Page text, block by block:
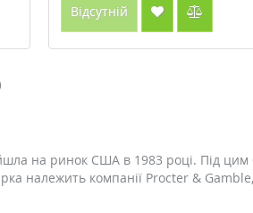
Відсутній
на ринок США в 1983 році. Під цим
належить компанії Procter &